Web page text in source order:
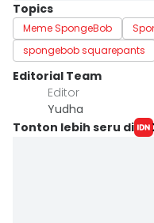
Topics
Meme SpongeBob
spongebob squarepants
Editorial Team
Editor
Yudha ‎
Tonton lebih seru di